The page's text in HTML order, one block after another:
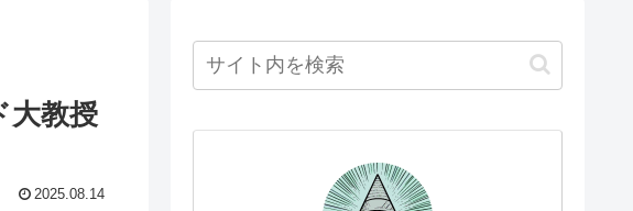
大教授
2025.08.14